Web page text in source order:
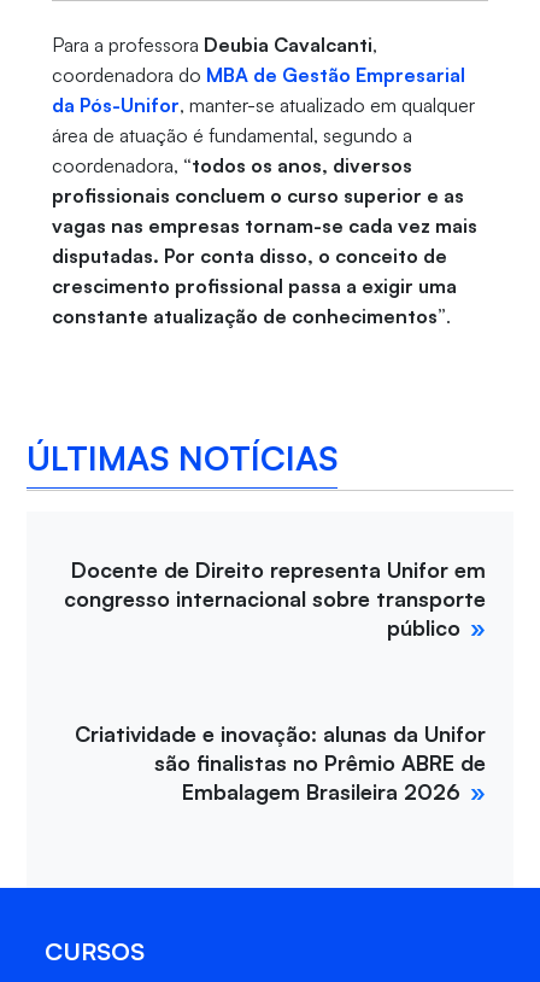
Para a professora Deubia Cavalcanti,
coordenadora do MBA de Gestão Empresarial
da Pós-Unifor, manter-se atualizado em qualquer
área de atuação é fundamental, segundo a
coordenadora, “todos os anos, diversos
profissionais concluem o curso superior e as
vagas nas empresas tornam-se cada vez mais
disputadas. Por conta disso, o conceito de
crescimento profissional passa a exigir uma
constante atualização de conhecimentos”.
ÚLTIMAS NOTÍCIAS
Docente de Direito representa Unifor em
congresso internacional sobre transporte
público
Criatividade e inovação: alunas da Unifor
são finalistas no Prêmio ABRE de
Embalagem Brasileira 2026
CURSOS